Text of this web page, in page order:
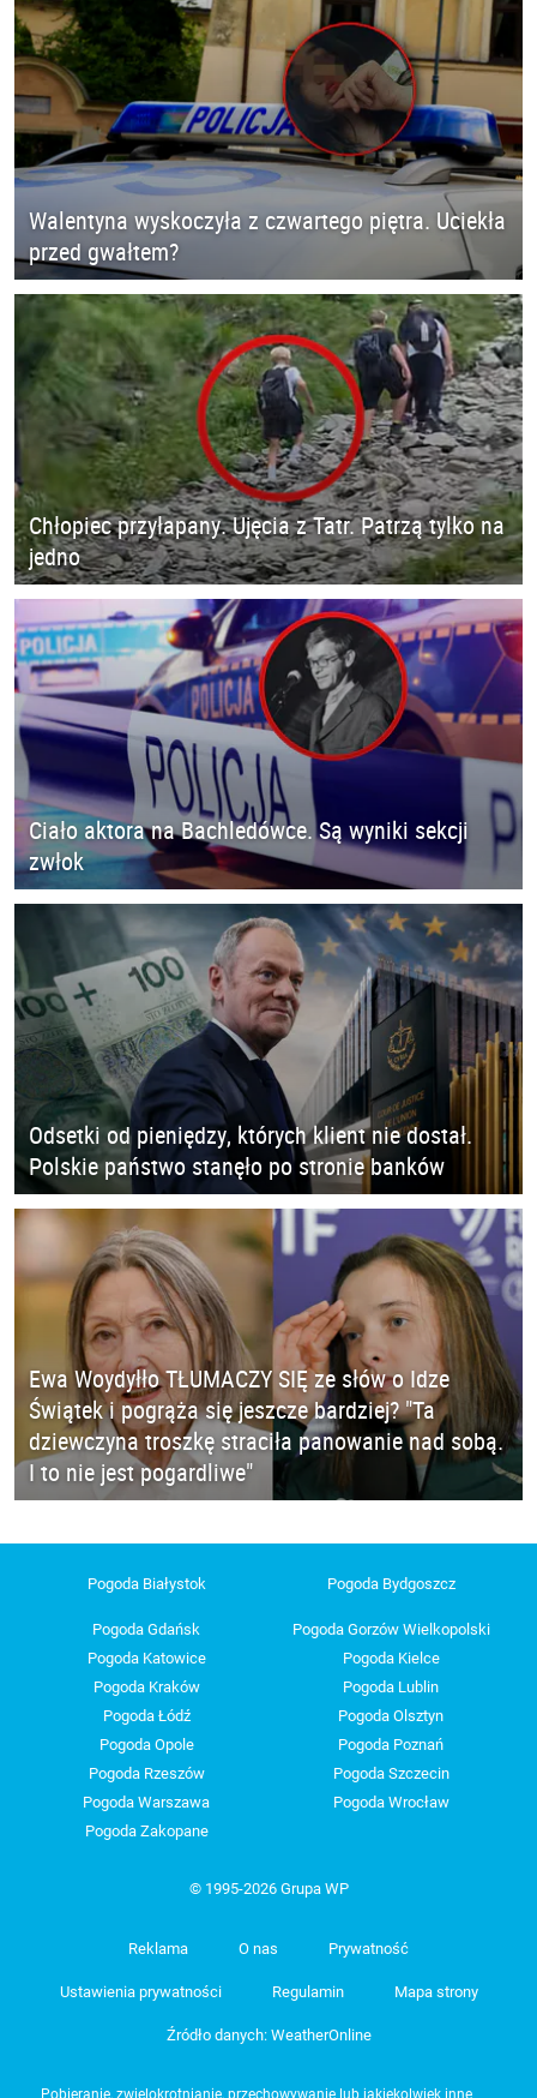
Walentyna wyskoczyła z czwartego piętra. Uciekła
przed gwałtem?
Chłopiec przyłapany. Ujęcia z Tatr. Patrzą tylko na
jedno
Ciało aktora na Bachledówce. Są wyniki sekcji
zwłok
Odsetki od pieniędzy, których klient nie dostał.
Polskie państwo stanęło po stronie banków
Ewa Woydyłło TŁUMACZY SIĘ ze słów o Idze
Świątek i pogrąża się jeszcze bardziej? "Ta
dziewczyna troszkę straciła panowanie nad sobą.
I to nie jest pogardliwe"
Pogoda Białystok Pogoda Bydgoszcz
Pogoda Gdańsk
Pogoda Gorzów Wielkopolski
Pogoda Katowice
Pogoda Kielce
Pogoda Kraków
Pogoda Lublin
Pogoda Łódź
Pogoda Olsztyn
Pogoda Opole
Pogoda Poznań
Pogoda Rzeszów
Pogoda Szczecin
Pogoda Warszawa
Pogoda Wrocław
Pogoda Zakopane
© 1995-2026 Grupa WP
Reklama O nas Prywatność
Ustawienia prywatności Regulamin Mapa strony
Źródło danych: WeatherOnline
Pobieranie, zwielokrotnianie, przechowywanie lub jakiekolwiek inne